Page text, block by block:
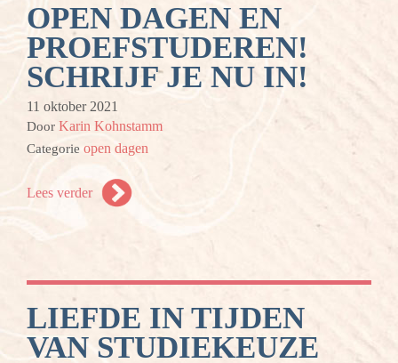
OPEN DAGEN EN
PROEFSTUDEREN!
SCHRIJF JE NU IN!
11 oktober 2021
Door Karin Kohnstamm
Categorie open dagen
Lees verder
LIEFDE IN TIJDEN
VAN STUDIEKEUZE